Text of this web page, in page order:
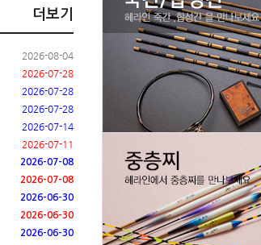
더보기
2026-08-04
2026-07-28
2026-07-28
2026-07-28
2026-07-14
2026-07-11
2026-07-08
2026-07-08
2026-06-30
2026-06-30
2026-06-30